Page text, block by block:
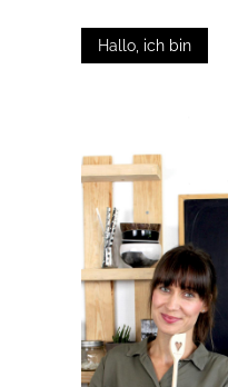
Hallo, ich bin